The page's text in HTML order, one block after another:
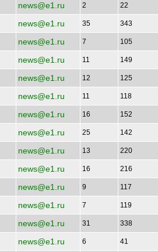
news@e1.ru 2 22
news@e1.ru 35 343
news@e1.ru 7 105
news@e1.ru 11 149
news@e1.ru 12 125
news@e1.ru 11 118
news@e1.ru 16 152
news@e1.ru 25 142
news@e1.ru 13 220
news@e1.ru 16 216
news@e1.ru 9 117
news@e1.ru 7 119
news@e1.ru 31 338
news@e1.ru 6 41